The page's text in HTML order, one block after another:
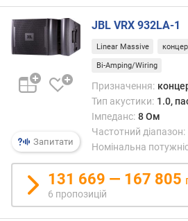
ь
п
і
и
л
а
ч
а
(
В
т
Запитати
JBL VRX 932LA-1
Linear Massive
Bi-Amping/Wiring
Призначення:
Тип акустики: 1.0,
Імпеданс: 8 Ом
Частотний діапазон:
Номінальна
131 669 — 167 805
6 пропозицій